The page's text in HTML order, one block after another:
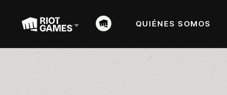
QUIÉNES SOMOS